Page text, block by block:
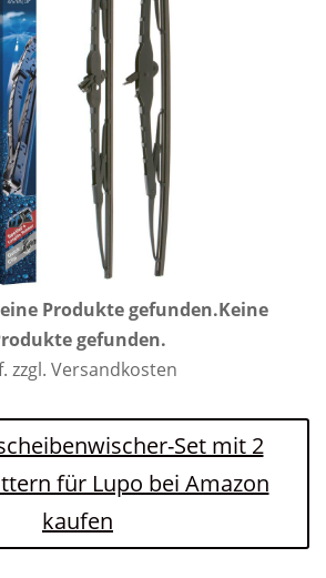
Produkte gefunden.Keine
gefunden.
zzgl. Versandkosten
Set mit 2
für Lupo bei Amazon
kaufen